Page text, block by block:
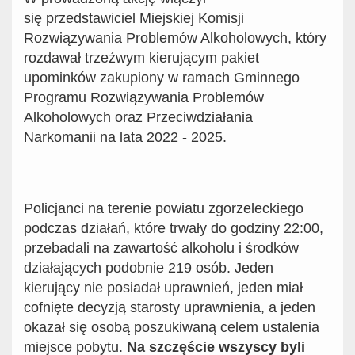
się przedstawiciel Miejskiej Komisji
Rozwiązywania Problemów Alkoholowych, który
rozdawał trzeźwym kierującym pakiet
upominków zakupiony w ramach Gminnego
Programu Rozwiązywania Problemów
Alkoholowych oraz Przeciwdziałania
Narkomanii na lata 2022 - 2025.
Policjanci na terenie powiatu zgorzeleckiego
podczas działań, które trwały do godziny 22:00,
przebadali na zawartość alkoholu i środków
działających podobnie 219 osób. Jeden
kierujący nie posiadał uprawnień, jeden miał
cofnięte decyzją starosty uprawnienia, a jeden
okazał się osobą poszukiwaną celem ustalenia
miejsce pobytu. Na szczęście wszyscy byli